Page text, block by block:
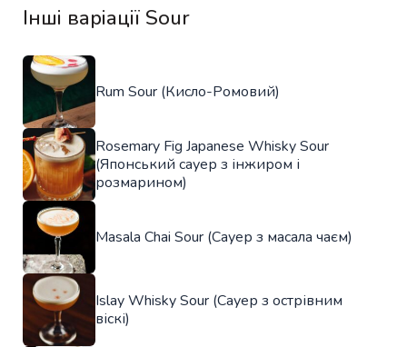
Інші варіації Sour
Rum Sour (Кисло-Ромовий)
Rosemary Fig Japanese Whisky Sour
(Японський сауер з інжиром і
розмарином)
Masala Chai Sour (Сауер з масала чаєм)
Islay Whisky Sour (Сауер з острівним
віскі)